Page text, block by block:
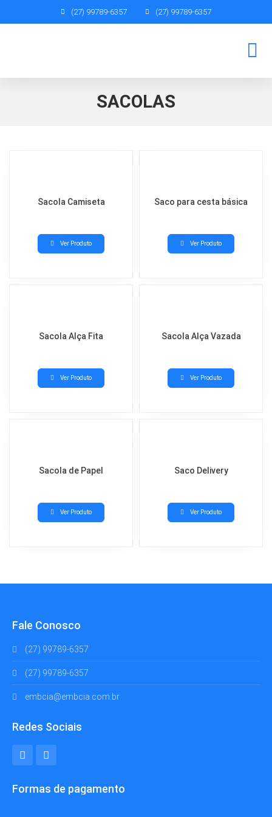
(27) 99789-6357 (27) 99789-6357
SACOLAS
Sacola Camiseta
Ver Produto
Saco para cesta básica
Ver Produto
Sacola Alça Fita
Ver Produto
Sacola Alça Vazada
Ver Produto
Sacola de Papel
Ver Produto
Saco Delivery
Ver Produto
Fale Conosco
(27) 99789-6357
(27) 99789-6357
embcia@embcia.com.br
Redes Sociais
Formas de pagamento